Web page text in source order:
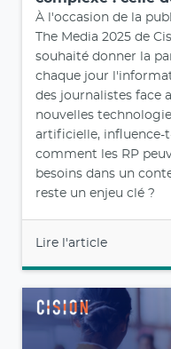
À l'occasion de la
The Media 2025 de
souhaité donner la
chaque jour
des journalistes face
nouvelles
artificielle, influence-
comment les RP
besoins dans un
reste un enjeu clé ?
Lire l'article